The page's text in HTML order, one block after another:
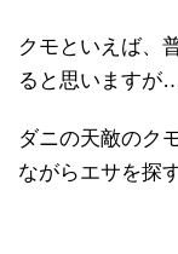
クモといえば、
ると思いますが…
ダニの天敵のク
ながらエサを探